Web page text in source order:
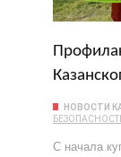
НОВОСТИ
С начала